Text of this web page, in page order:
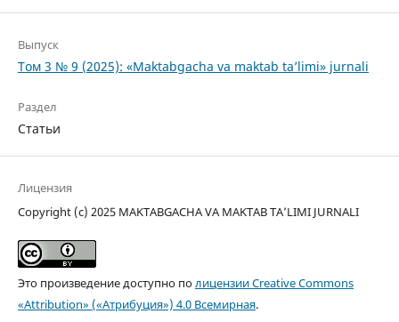
Выпуск
Том 3 № 9 (2025): «Maktabgacha va maktab ta’limi» jurnali
Раздел
Статьи
Лицензия
Copyright (c) 2025 MAKTABGACHA VA MAKTAB TA’LIMI JURNALI
Это произведение доступно полицензии Creative Commons
«Attribution» («Атрибуция») 4.0 Всемирная.